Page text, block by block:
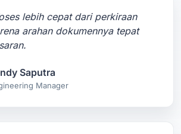
lebih cepat dari perkiraan
arahan dokumennya tepat
Saputra
Manager